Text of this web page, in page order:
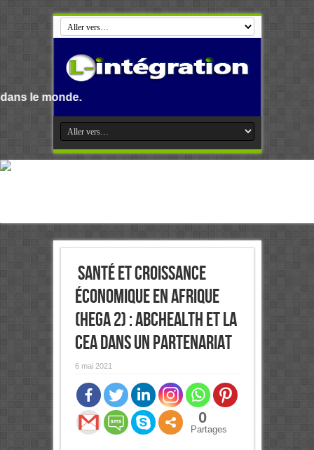
Santé et Croissance
économique en Afrique
(HEGA 2) : ABCHEALTH et la
CEA dans un partenariat
6 mai 2021
0
Partages